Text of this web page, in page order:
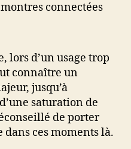
connectées
lors d’un usage trop
connaître un
jusqu’à
saturation de
de porter
ces moments là.